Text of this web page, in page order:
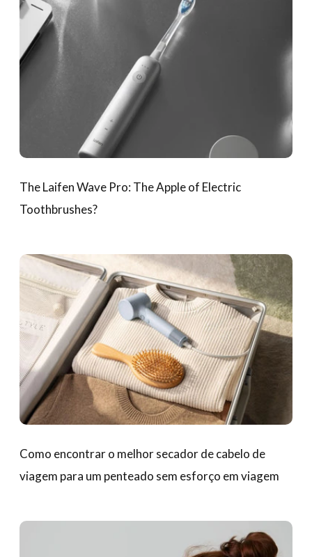
The Laifen Wave Pro: The Apple of Electric
Toothbrushes?
Como encontrar o melhor secador de cabelo de
viagem para um penteado sem esforço em viagem